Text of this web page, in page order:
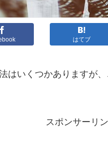
はてブ
はいくつかありますが
スポンサーリ